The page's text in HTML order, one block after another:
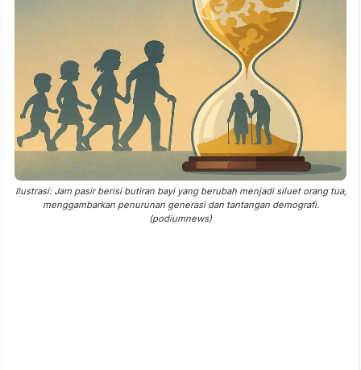
Ilustrasi: Jam pasir berisi butiran bayi yang berubah menjadi siluet orang tua,
menggambarkan penurunan generasi dan tantangan demografi.
(podiumnews)